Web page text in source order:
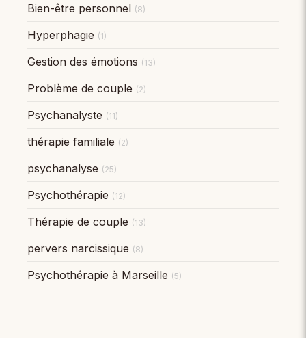
Bien-être personnel (8)
Hyperphagie (1)
Gestion des émotions (13)
Problème de couple (2)
Psychanalyste (11)
thérapie familiale (2)
psychanalyse (25)
Psychothérapie (12)
Thérapie de couple (13)
pervers narcissique (8)
Psychothérapie à Marseille (5)